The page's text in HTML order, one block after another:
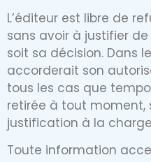
L’éditeur est libre de
sans avoir à justifier
soit sa décision. Dans
accorderait son
tous les cas que
retirée à tout moment,
justification à la
Toute information